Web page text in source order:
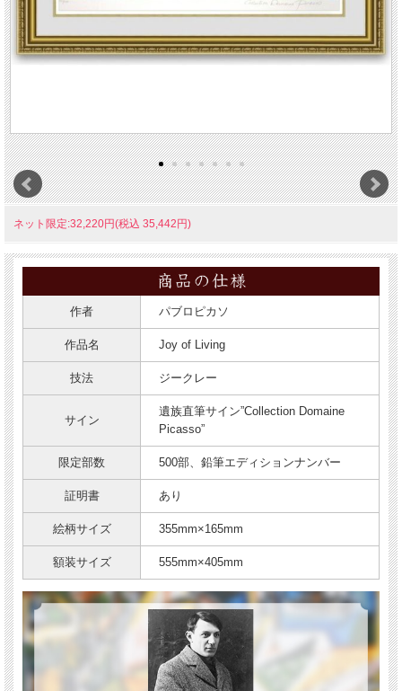
ネット限定:32,220円(税込 35,442円)
作者 パブロピカソ
作品名 Joy of Living
技法 ジークレー
サイン
遺族直筆サイン”Collection Domaine
Picasso”
限定部数 500部、鉛筆エディションナンバー
証明書 あり
絵柄サイズ 355mm×165mm
額装サイズ 555mm×405mm